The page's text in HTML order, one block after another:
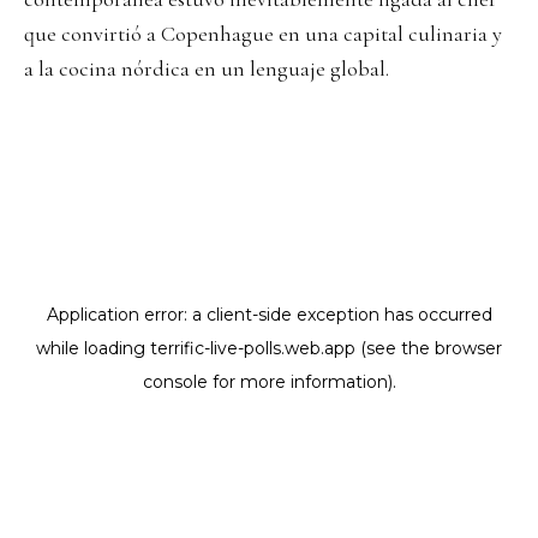
que convirtió a Copenhague en una capital culinaria y
a la cocina nórdica en un lenguaje global.